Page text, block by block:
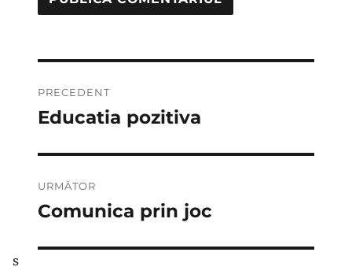
în
PRECEDENT
Articolul
Educatia pozitiva
URMĂTOR
Articolul
Comunica prin joc
s